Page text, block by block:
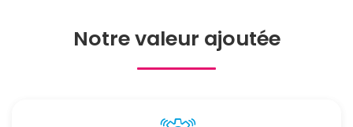
Notre valeur ajoutée